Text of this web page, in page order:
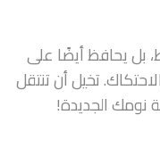
بل يحافظ أيضًا على
تخيل أن تنتقل
نومك الجديدة!